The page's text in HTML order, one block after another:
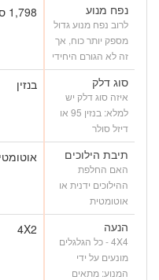
נפח מנוע
לרוב נפח מנוע גדול
מספק יותר כוח, אך
זה לא הגורם היחידי
1,798 סמ"ק
סוג דלק
איזה סוג דלק יש
למלא: בנזין 95 או
דיזל סולר
בנזין
תיבת הילוכים
האם החלפת
ההילוכים ידנית או
אוטומטית
אוטומטי 8, 6 ו-7 הילוכים
הנעה
4X4 - כל הגלגלים
מונעים על ידי
המנוע: מתאים
4X2